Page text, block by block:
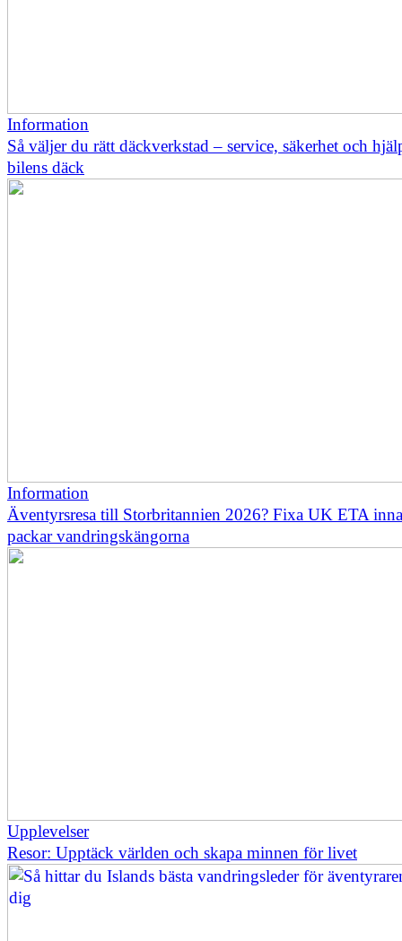
Information
Så väljer du rätt däckverkstad – service, säkerhet och
bilens däck
Information
Äventyrsresa till Storbritannien 2026? Fixa UK ETA
packar vandringskängorna
Upplevelser
Resor: Upptäck världen och skapa minnen för livet